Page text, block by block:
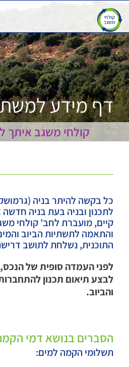
Skip
to
content
דף מידע
קולחי משגב איתך
כל בקשה להיתר בניה
לתכנון ובניה בעת בניה
קיים, מועברת לחב' קולחי
והתאמה לתשתיות הביוב
התוכנית, נשלחת לתושב
לפני העמדה סופית של
לבצע תיאום תכנון
והביוב.
הסברים בנושא דמי
תשלומי הקמה למים: